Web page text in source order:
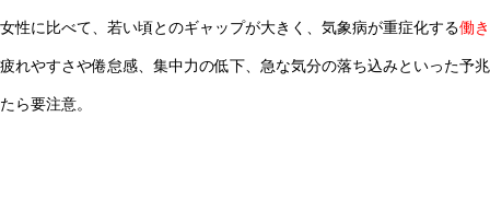
女性に比べて、若い頃とのギャップが大きく、気象病が重症化する働
疲れやすさや倦怠感、集中力の低下、急な気分の落ち込みといった予
たら要注意。